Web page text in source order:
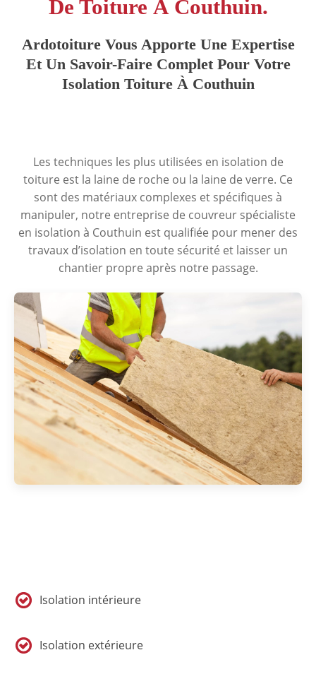
De Toiture À Couthuin.
Ardotoiture Vous Apporte Une Expertise
Et Un Savoir-Faire Complet Pour Votre
Isolation Toiture À Couthuin
Les techniques les plus utilisées en isolation de
toiture est la laine de roche ou la laine de verre. Ce
sont des matériaux complexes et spécifiques à
manipuler, notre entreprise de couvreur spécialiste
en isolation à Couthuin est qualifiée pour mener des
travaux d’isolation en toute sécurité et laisser un
chantier propre après notre passage.
Isolation intérieure
Isolation extérieure